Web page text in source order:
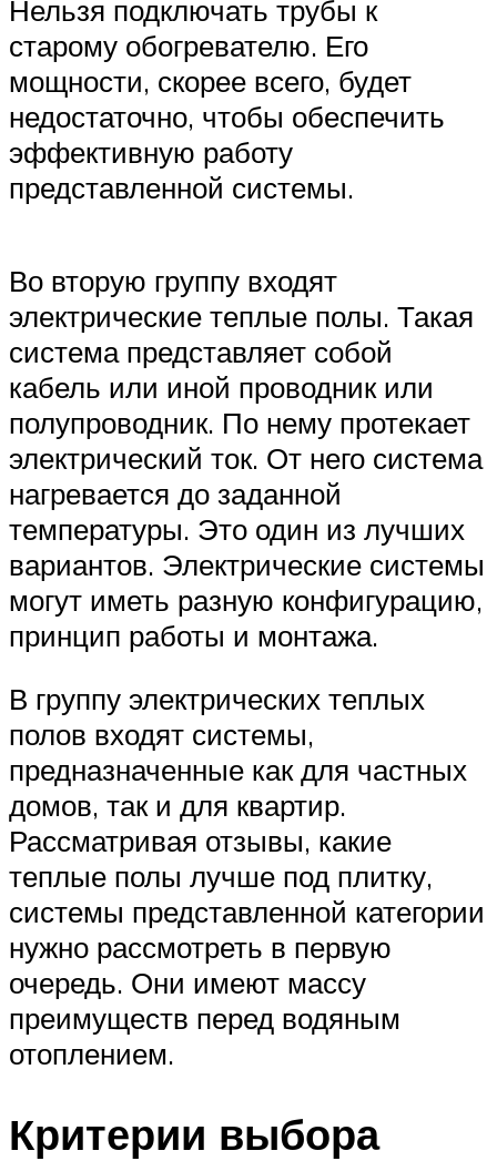
Нельзя подключать трубы к
старому обогревателю. Его
мощности, скорее всего, будет
недостаточно, чтобы обеспечить
эффективную работу
представленной системы.
Во вторую группу входят
электрические теплые полы. Такая
система представляет собой
кабель или иной проводник или
полупроводник. По нему протекает
электрический ток. От него система
нагревается до заданной
температуры. Это один из лучших
вариантов. Электрические системы
могут иметь разную конфигурацию,
принцип работы и монтажа.
В группу электрических теплых
полов входят системы,
предназначенные как для частных
домов, так и для квартир.
Рассматривая отзывы, какие
теплые полы лучше под плитку,
системы представленной категории
нужно рассмотреть в первую
очередь. Они имеют массу
преимуществ перед водяным
отоплением.
Критерии выбора